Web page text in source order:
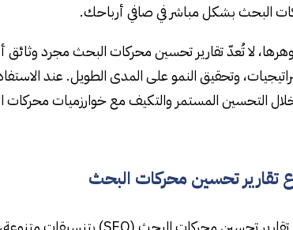
البحث بشكل مباشر في صافي أرباحك.
لا تُعدّ تقارير تحسين محركات البحث مجرد
وتحقيق النمو على المدى الطويل. عند
التحسين المستمر والتكيف مع خوارزميات محركات
تقارير تحسين محركات البحث